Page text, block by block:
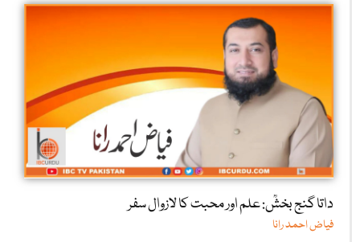
داتا گنج بخشؒ: علم اور محبت کا لازوال سفر
فیاض احمد رانا